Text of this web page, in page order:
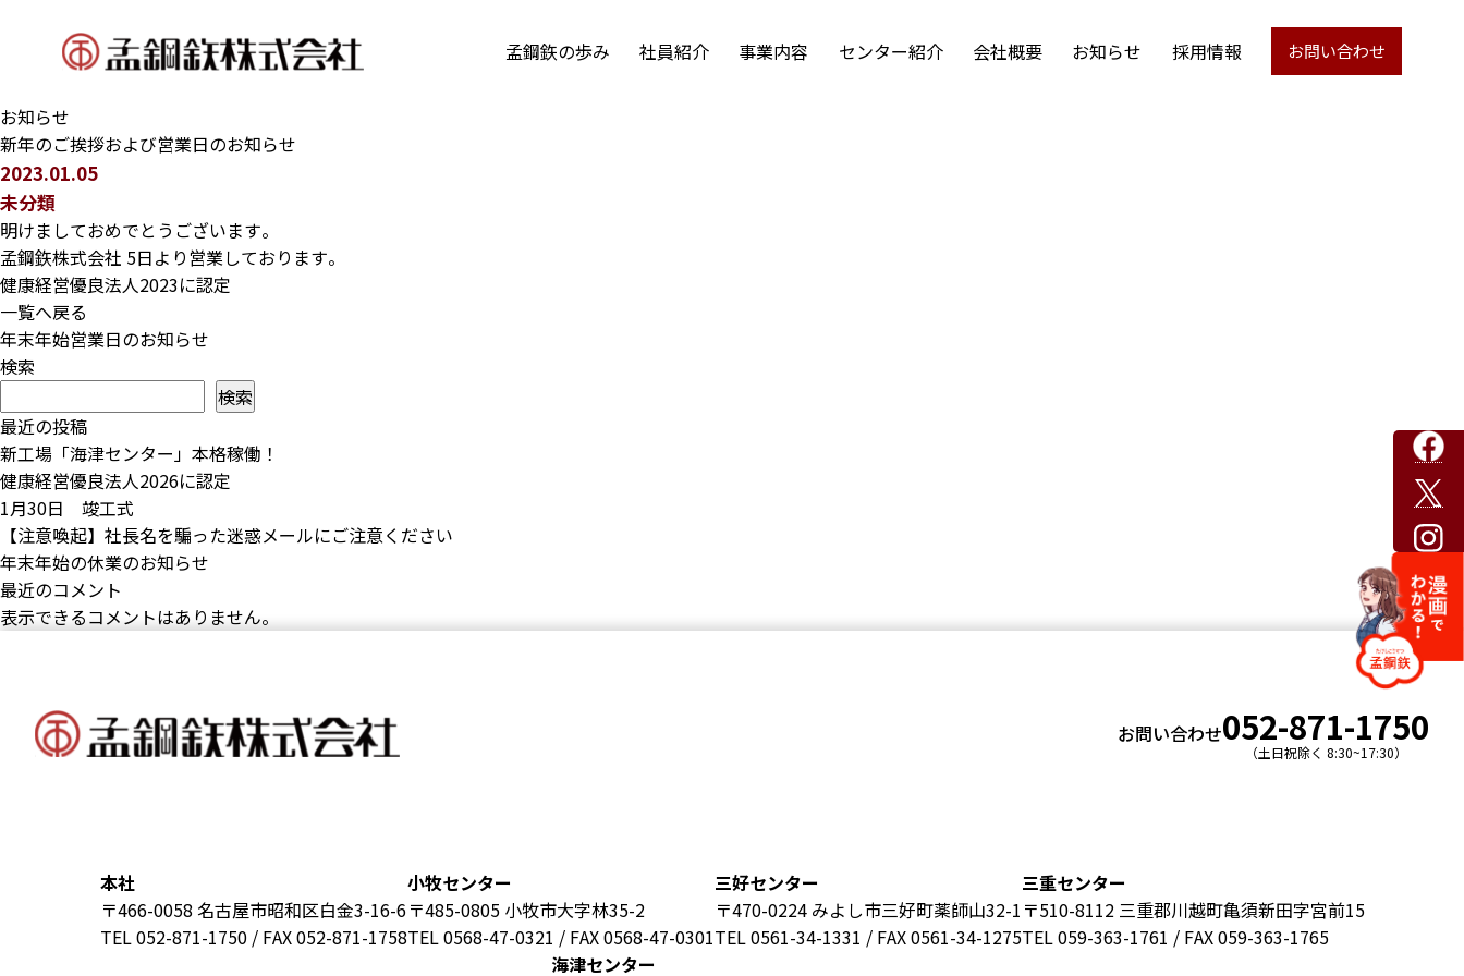
孟鋼鉃の歩み 社員紹介 事業内容 センター紹介 会社概要 お知らせ 採用情報 お問い合わせ
お知らせ
新年のご挨拶および営業日のお知らせ
2023.01.05
未分類
明けましておめでとうございます。
孟鋼鉃株式会社 5日より営業しております。
健康経営優良法人2023に認定
一覧へ戻る
年末年始営業日のお知らせ
検索
検索
最近の投稿
新工場「海津センター」本格稼働！
健康経営優良法人2026に認定
1月30日 竣工式
【注意喚起】社長名を騙った迷惑メールにご注意ください
年末年始の休業のお知らせ
最近のコメント
表示できるコメントはありません。
お問い合わせ052-871-1750
（土日祝除く 8:30~17:30）
本社
〒466-0058 名古屋市昭和区白金3-16-6
TEL 052-871-1750 / FAX 052-871-1758
小牧センター
〒485-0805 小牧市大字林35-2
TEL 0568-47-0321 / FAX 0568-47-0301
三好センター
〒470-0224 みよし市三好町薬師山32-1
TEL 0561-34-1331 / FAX 0561-34-1275
三重センター
〒510-8112 三重郡川越町亀須新田字宮前15
TEL 059-363-1761 / FAX 059-363-1765
海津センター